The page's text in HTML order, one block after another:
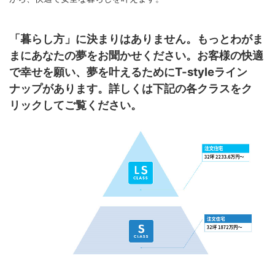
「暮らし方」に決まりはありません。もっとわがま
まにあなたの夢をお聞かせください。お客様の快適
で幸せを願い、夢を叶えるためにT-styleライン
ナップがあります。詳しくは下記の各クラスをク
リックしてご覧ください。